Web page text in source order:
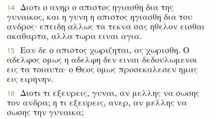
14
Διοτι ο ανηρ ο απιστος ηγιασθη δια της
γυναικος, και η γυνη η απιστος ηγιασθη δια του
ανδρος· επειδη αλλως τα τεκνα σας ηθελον εισθαι
ακαθαρτα, αλλα τωρα ειναι αγια.
15
Εαν δε ο απιστος χωριζηται, ας χωρισθη. Ο
αδελφος ομως η αδελφη δεν ειναι δεδουλωμενοι
εις τα τοιαυτα· ο Θεος ομως προσεκαλεσεν ημας
εις ειρηνην.
16
Διοτι τι εξευρεις, γυναι, αν μελλης να σωσης
τον ανδρα; η τι εξευρεις, ανερ, αν μελλης να
σωσης την γυναικα;